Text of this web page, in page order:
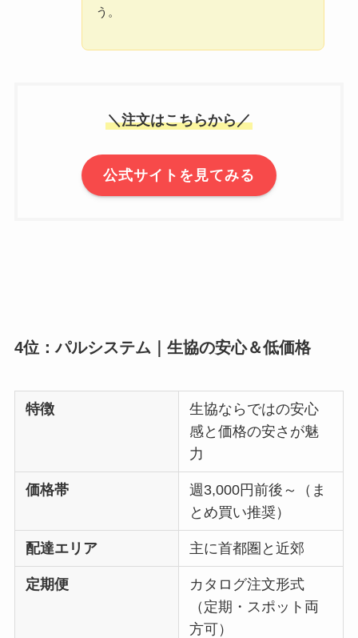
う。
＼注文はこちらから／
公式サイトを見てみる
4位：パルシステム｜生協の安心＆低価格
特徴
生協ならではの安心
感と価格の安さが魅
力
価格帯
週3,000円前後～（ま
とめ買い推奨）
配達エリア 主に首都圏と近郊
定期便
カタログ注文形式
（定期・スポット両
方可）